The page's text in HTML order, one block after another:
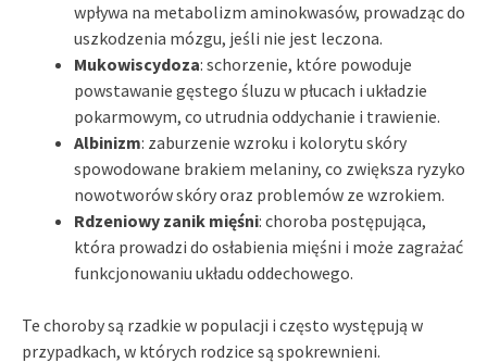
wpływa na metabolizm aminokwasów, prowadząc do
uszkodzenia mózgu, jeśli nie jest leczona.
Mukowiscydoza: schorzenie, które powoduje
powstawanie gęstego śluzu w płucach i układzie
pokarmowym, co utrudnia oddychanie i trawienie.
Albinizm: zaburzenie wzroku i kolorytu skóry
spowodowane brakiem melaniny, co zwiększa ryzyko
nowotworów skóry oraz problemów ze wzrokiem.
Rdzeniowy zanik mięśni: choroba postępująca,
która prowadzi do osłabienia mięśni i może zagrażać
funkcjonowaniu układu oddechowego.
Te choroby są rzadkie w populacji i często występują w
przypadkach, w których rodzice są spokrewnieni.